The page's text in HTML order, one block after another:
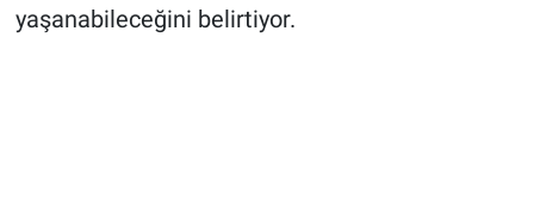
yaşanabileceğini belirtiyor.